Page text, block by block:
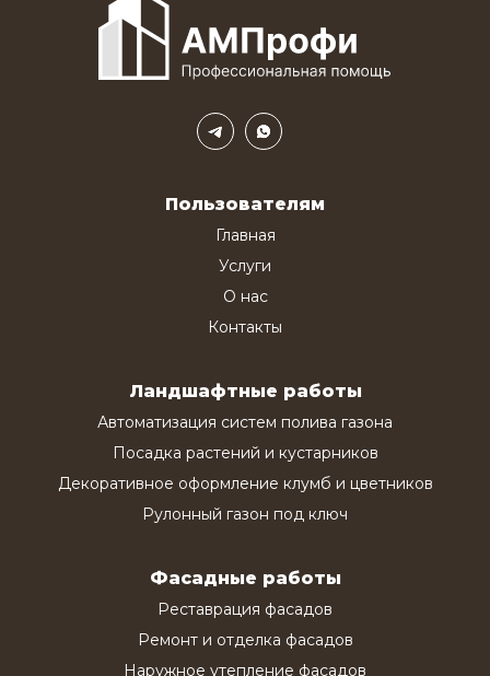
Пользователям
Главная
Услуги
О нас
Контакты
Ландшафтные работы
Автоматизация систем полива газона
Посадка растений и кустарников
Декоративное оформление клумб и цветников
Рулонный газон под ключ
Фасадные работы
Реставрация фасадов
Ремонт и отделка фасадов
Наружное утепление фасадов